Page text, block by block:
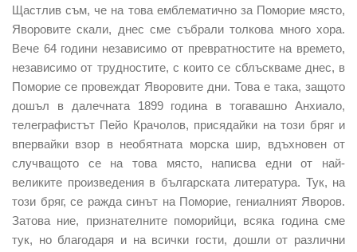
Щастлив съм, че на това емблематично за Поморие място,
Яворовите скали, днес сме събрали толкова много хора.
Вече 64 години независимо от превратностите на времето,
независимо от трудностите, с които се сблъскваме днес, в
Поморие се провеждат Яворовите дни. Това е така, защото
дошъл в далечната 1899 година в тогавашно Анхиало,
телеграфистът Пейо Крачолов, присядайки на този бряг и
впервайки взор в необятната морска шир, вдъхновен от
случващото се на това място, написва едни от най-
великите произведения в българската литература. Тук, на
този бряг, се ражда синът на Поморие, гениалният Яворов.
Затова ние, признателните поморийци, всяка година сме
тук, но благодаря и на всички гости, дошли от различни